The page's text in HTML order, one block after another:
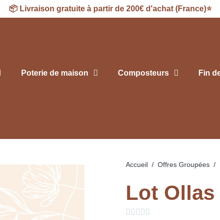
📦 Livraison gratuite à partir de 200€ d'achat (France)⭐
Poterie de maison Composteurs Fin
Accueil Offres Groupées
Lot Ollas
    